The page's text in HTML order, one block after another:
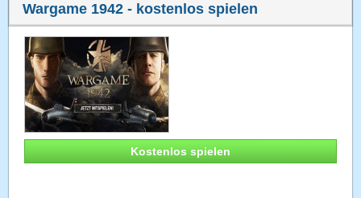
Wargame 1942 - kostenlos spielen
Kostenlos spielen